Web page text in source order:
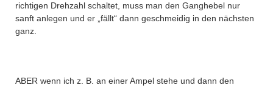
richtigen Drehzahl schaltet, muss man den Ganghebel nur
sanft anlegen und er „fällt“ dann geschmeidig in den nächsten
ganz.
ABER wenn ich z. B. an einer Ampel stehe und dann den